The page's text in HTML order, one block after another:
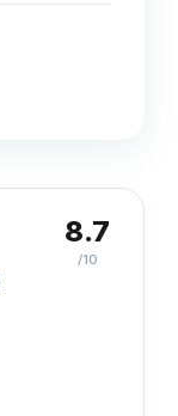
8.7
/10